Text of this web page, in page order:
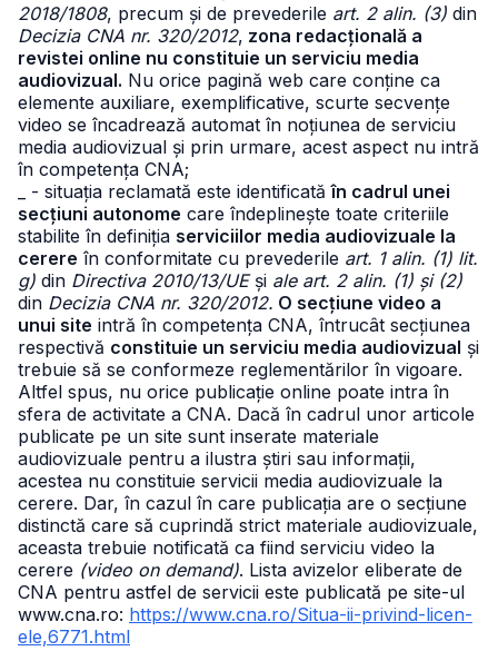
2018/1808, precum și de prevederile art. 2 alin. (3) din
Decizia CNA nr. 320/2012, zona redacțională a
revistei online nu constituie un serviciu media
audiovizual. Nu orice pagină web care conține ca
elemente auxiliare, exemplificative, scurte secvențe
video se încadrează automat în noțiunea de serviciu
media audiovizual și prin urmare, acest aspect nu intră
în competența CNA;
_ - situația reclamată este identificatăîn cadrul unei
secțiuni autonome care îndeplinește toate criteriile
stabilite în definiția serviciilor media audiovizuale la
cerere în conformitate cu prevederile art. 1 alin. (1) lit.
g) din Directiva 2010/13/UEși ale art. 2 alin. (1) și (2)
din Decizia CNA nr. 320/2012. O secțiune video a
unui site intră în competența CNA, întrucât secțiunea
respectivă constituie un serviciu media audiovizual și
trebuie să se conformeze reglementărilor în vigoare.
Altfel spus, nu orice publicație online poate intra în
sfera de activitate a CNA. Dacă în cadrul unor articole
publicate pe un site sunt inserate materiale
audiovizuale pentru a ilustra știri sau informații,
acestea nu constituie servicii media audiovizuale la
cerere. Dar, în cazul în care publicația are o secțiune
distinctă care să cuprindă strict materiale audiovizuale,
aceasta trebuie notificată ca fiind serviciu video la
cerere (video on demand). Lista avizelor eliberate de
CNA pentru astfel de servicii este publicată pe site-ul
www.cna.ro: https://www.cna.ro/Situa-ii-privind-licen-
ele,6771.html